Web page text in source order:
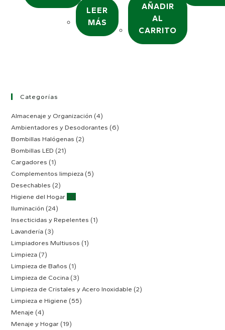
LEER
MÁS
AÑADIR
AL
CARRITO
Categorías
Almacenaje y Organización (4)
Ambientadores y Desodorantes (6)
Bombillas Halógenas (2)
Bombillas LED (21)
Cargadores (1)
Complementos limpieza (5)
Desechables (2)
Higiene del Hogar (3)
Iluminación (24)
Insecticidas y Repelentes (1)
Lavandería (3)
Limpiadores Multiusos (1)
Limpieza (7)
Limpieza de Baños (1)
Limpieza de Cocina (3)
Limpieza de Cristales y Acero Inoxidable (2)
Limpieza e Higiene (55)
Menaje (4)
Menaje y Hogar (19)